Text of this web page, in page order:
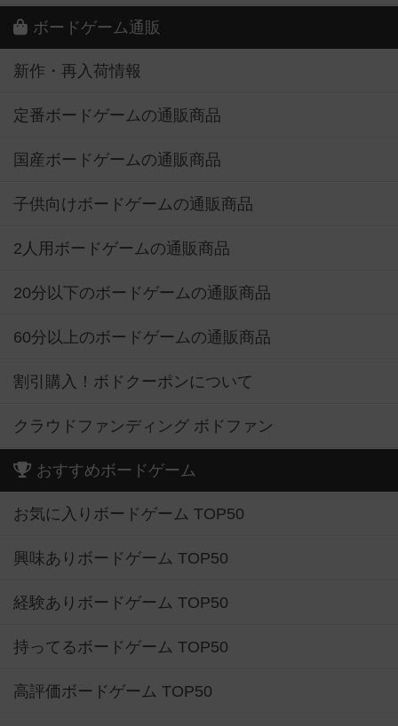
ボードゲーム通販
新作・再入荷情報
定番ボードゲームの通販商品
国産ボードゲームの通販商品
子供向けボードゲームの通販商品
2人用ボードゲームの通販商品
20分以下のボードゲームの通販商品
60分以上のボードゲームの通販商品
割引購入！ボドクーポンについて
クラウドファンディング ボドファン
おすすめボードゲーム
お気に入りボードゲーム TOP50
興味ありボードゲーム TOP50
経験ありボードゲーム TOP50
持ってるボードゲーム TOP50
高評価ボードゲーム TOP50